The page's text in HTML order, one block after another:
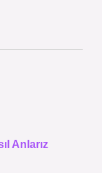
Anlarız